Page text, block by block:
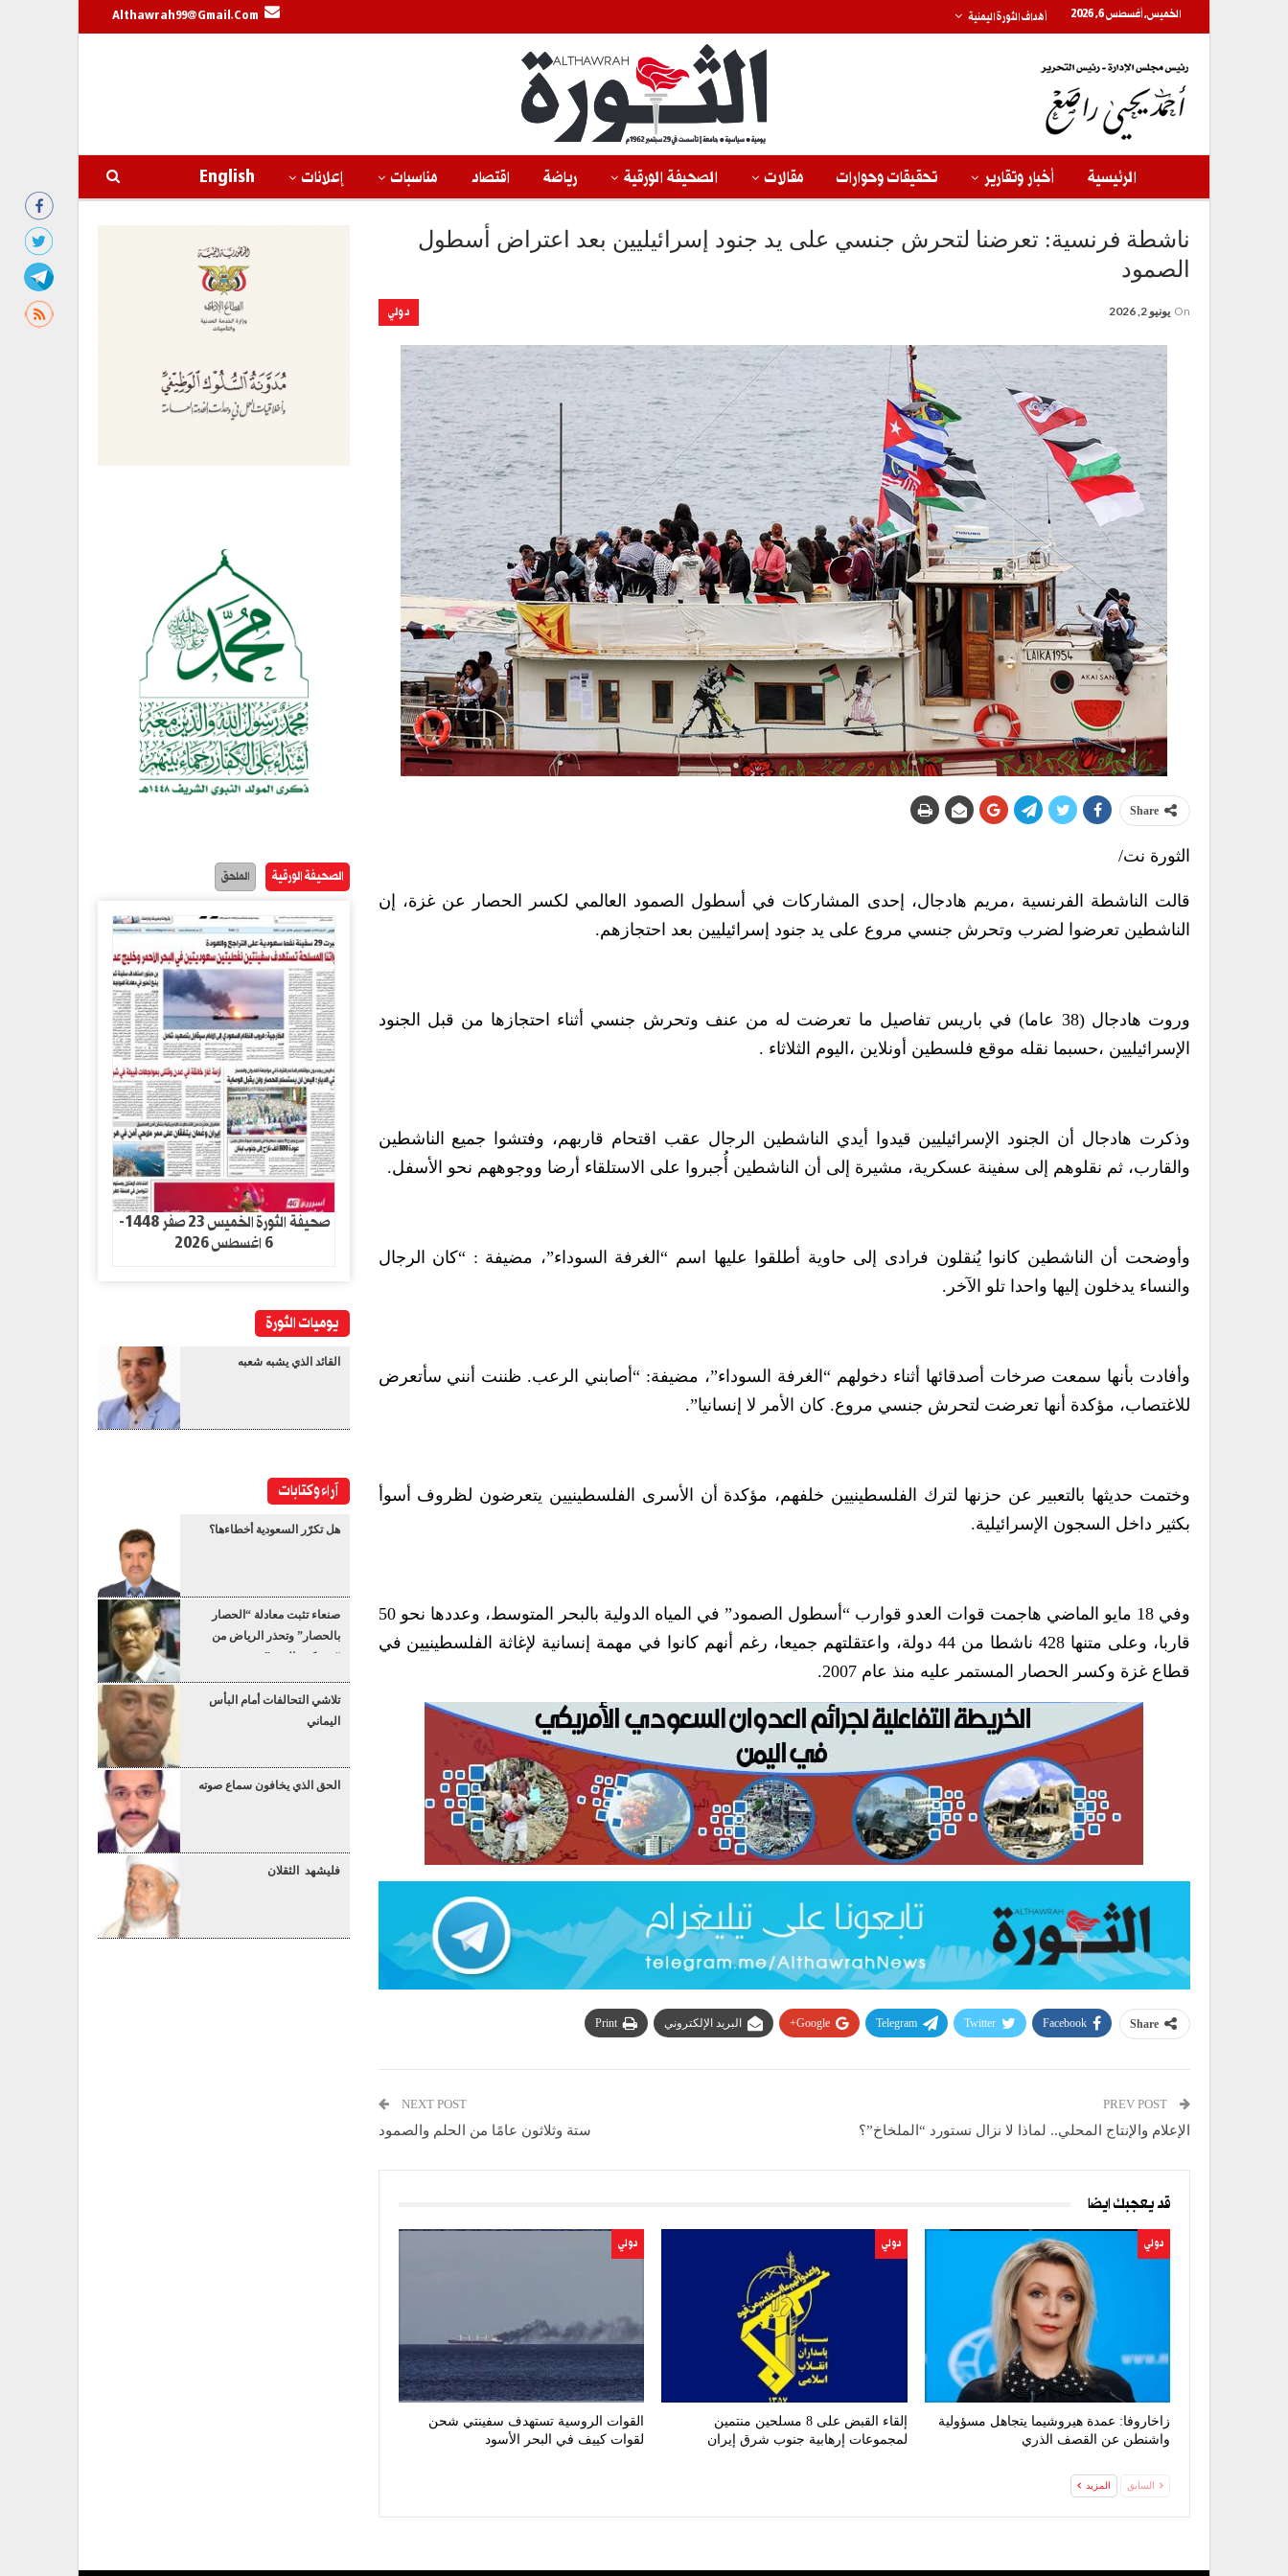
الخميس, أغسطس 6, 2026 أهداف الثورة اليمنية Althawrah99@gmail.com
الرئيسية أخبار وتقارير تحقيقات وحوارات مقالات الصحيفة الورقية رياضة اقتصاد مناسبات إعلانات English
ناشطة فرنسية: تعرضنا لتحرش جنسي على يد جنود إسرائيليين بعد اعتراض أسطول
الصمود
دولي On يونيو 2, 2026
Share
الثورة نت/
قالت الناشطة الفرنسية ،مريم هادجال، إحدى المشاركات في أسطول الصمود العالمي لكسر الحصار عن غزة، إن
الناشطين تعرضوا لضرب وتحرش جنسي مروع على يد جنود إسرائيليين بعد احتجازهم.
وروت هادجال (38 عاما) في باريس تفاصيل ما تعرضت له من عنف وتحرش جنسي أثناء احتجازها من قبل الجنود
الإسرائيليين ،حسبما نقله موقع فلسطين أونلاين ،اليوم الثلاثاء .
وذكرت هادجال أن الجنود الإسرائيليين قيدوا أيدي الناشطين الرجال عقب اقتحام قاربهم، وفتشوا جميع الناشطين
والقارب، ثم نقلوهم إلى سفينة عسكرية، مشيرة إلى أن الناشطين أُجبروا على الاستلقاء أرضا ووجوههم نحو الأسفل.
وأوضحت أن الناشطين كانوا يُنقلون فرادى إلى حاوية أطلقوا عليها اسم “الغرفة السوداء”، مضيفة : “كان الرجال
والنساء يدخلون إليها واحدا تلو الآخر.
وأفادت بأنها سمعت صرخات أصدقائها أثناء دخولهم “الغرفة السوداء”، مضيفة: “أصابني الرعب. ظننت أنني سأتعرض
للاغتصاب، مؤكدة أنها تعرضت لتحرش جنسي مروع. كان الأمر لا إنسانيا”.
وختمت حديثها بالتعبير عن حزنها لترك الفلسطينيين خلفهم، مؤكدة أن الأسرى الفلسطينيين يتعرضون لظروف أسوأ
بكثير داخل السجون الإسرائيلية.
وفي 18 مايو الماضي هاجمت قوات العدو قوارب “أسطول الصمود” في المياه الدولية بالبحر المتوسط، وعددها نحو 50
قاربا، وعلى متنها 428 ناشطا من 44 دولة، واعتقلتهم جميعا، رغم أنهم كانوا في مهمة إنسانية لإغاثة الفلسطينيين في
قطاع غزة وكسر الحصار المستمر عليه منذ عام 2007.
Share
Facebook
Twitter
Telegram
Google+ البريد الإلكتروني Print
الإعلام والإنتاج المحلي.. لماذا لا نزال نستورد “الملخاخ”؟
NEXT POST
ستة وثلاثون عامًا من الحلم والصمود
قد يعجبك ايضا
دولي
زاخاروفا: عمدة هيروشيما يتجاهل مسؤولية
واشنطن عن القصف الذري
دولي
إلقاء القبض على 8 مسلحين منتمين
لمجموعات إرهابية جنوب شرق إيران
دولي
القوات الروسية تستهدف سفينتي شحن
لقوات كييف في البحر الأسود
السابق المزيد
الصحيفة الورقية الملحق
صحيفة الثورة الخميس 23 صفر 1448-
6 اغسطس 2026
يوميات الثورة
القائد الذي يشبه شعبه
آراء وكتابات
هل تكرّر السعودية أخطاءها؟
صنعاء تثبت معادلة “الحصار
بالحصار” وتحذر الرياض من
“عسكرة البحر”
تلاشي التحالفات أمام البأس
اليماني
الحق الذي يخافون سماع صوته
فليشهد الثقلان